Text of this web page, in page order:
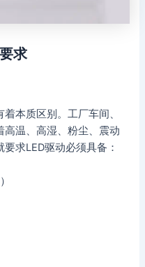
求
本质区别。工厂车间、
温、高湿、粉尘、震动
求LED驱动必须具备：